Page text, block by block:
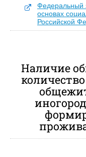
Федеральный
основах
Российской
Наличие